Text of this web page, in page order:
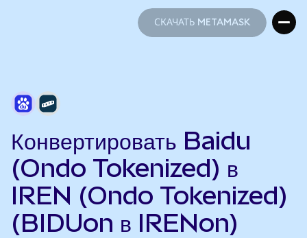
СКАЧАТЬ METAMASK
Конвертировать Baidu
(Ondo Tokenized) в
IREN (Ondo Tokenized)
(BIDUon в IRENon)